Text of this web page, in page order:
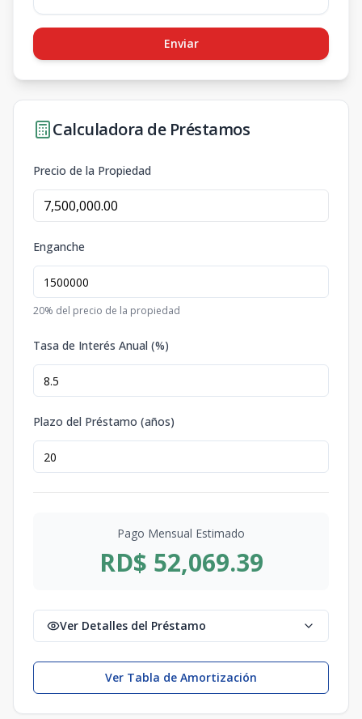
Enviar
Calculadora de Préstamos
Precio de la Propiedad
Enganche
20% del precio de la propiedad
Tasa de Interés Anual (%)
Plazo del Préstamo (años)
Pago Mensual Estimado
RD$ 52,069.39
Ver Detalles del Préstamo
Ver Tabla de Amortización